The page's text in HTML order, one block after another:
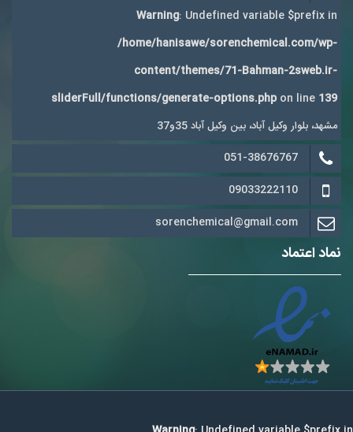
Warning: Undefined variable $prefix in
/home/hanisawe/sorenchemical.com/wp-
content/themes/71-Bahman-2sweb.ir-
sliderFull/functions/generate-options.php on line 139
مشهد، بلوار وکیل آباد، بین وکیل آباد 35و37
051-38676767
09033222110
sorenchemical@gmail.com
نماد اعتماد